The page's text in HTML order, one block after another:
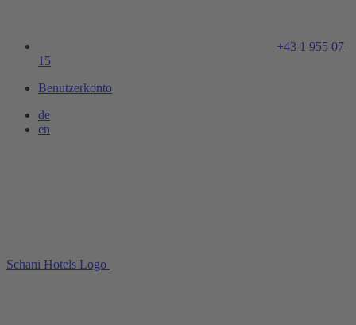
+43 1 955 07
15
Benutzerkonto
de
en
Schani Hotels Logo